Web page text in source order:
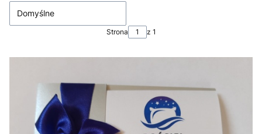
Domyślne
Strona z 1